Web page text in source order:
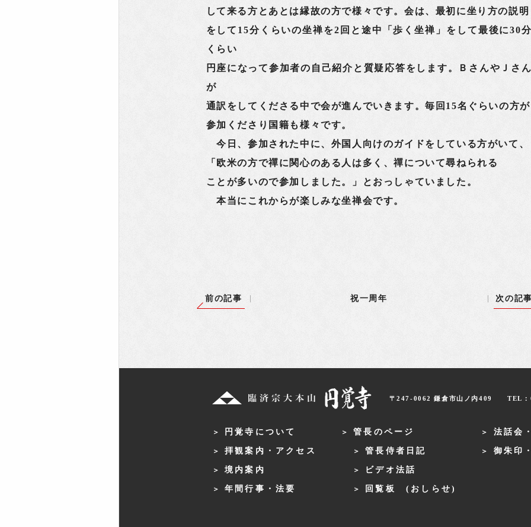
して来る方とあとは縁故の方で様々です。会は、最初に坐り方の説明
をして15分くらいの坐禅を2回と途中「歩く坐禅」をして最後に30
くらい
円座になって参加者の自己紹介と質疑応答をします。ＢさんやＪさ
が
通訳をしてくださる中で会が進んでいきます。毎回15名ぐらいの方が
参加くださり国籍も様々です。
今日、参加された中に、外国人向けのガイドをしている方がいて、
「欧米の方で禪に関心のある人は多く、禪について尋ねられる
ことが多いので参加しました。」とおっしゃていました。
本当にこれからが楽しみな坐禅会です。
祝一周年
前の記事 次の記
〒247-0062 鎌倉市山ノ内409TEL
円覚寺について
拝観案内・アクセス
境内案内
年間行事・法要
管長のページ
管長侍者日記
ビデオ法話
回覧板 (おしらせ)
法話会
御朱印